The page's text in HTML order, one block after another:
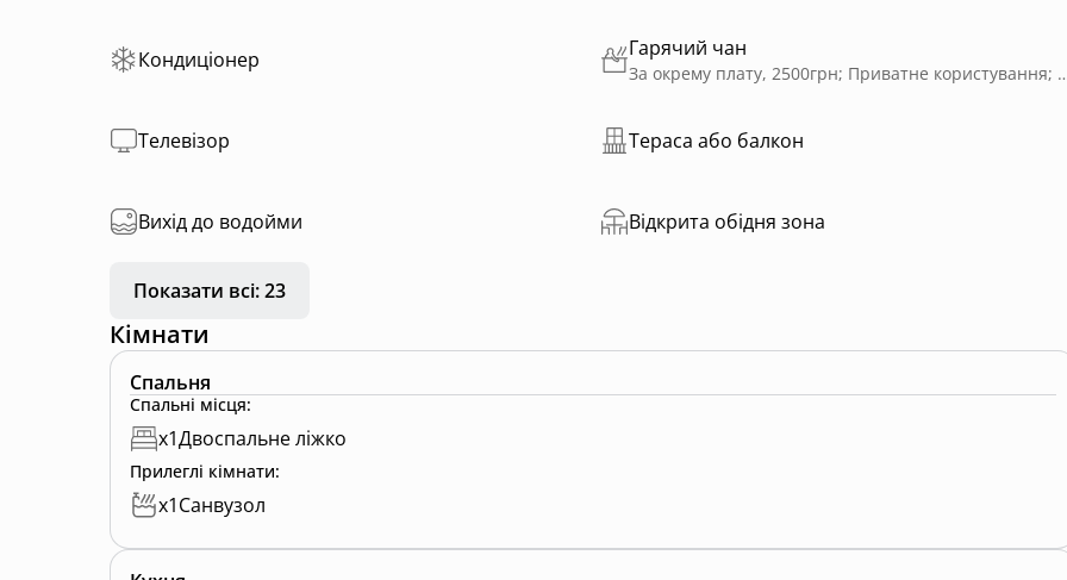
Кондиціонер Гарячий чан
За окрему плату, 2500грн; Приватне користування;
Телевізор Тераса або балкон
Вихід до водойми Відкрита обідня зона
Показати всі: 23
Кімнати
Спальня
Спальні місця:
x1Двоспальне ліжко
Прилеглі кімнати:
x1Санвузол